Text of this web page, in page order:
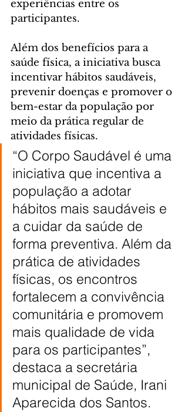
experiências entre os
participantes.
Além dos benefícios para a
saúde física, a iniciativa busca
incentivar hábitos saudáveis,
prevenir doenças e promover o
bem-estar da população por
meio da prática regular de
atividades físicas.
“O Corpo Saudável é uma
iniciativa que incentiva a
população a adotar
hábitos mais saudáveis e
a cuidar da saúde de
forma preventiva. Além da
prática de atividades
físicas, os encontros
fortalecem a convivência
comunitária e promovem
mais qualidade de vida
para os participantes”,
destaca a secretária
municipal de Saúde, Irani
Aparecida dos Santos.